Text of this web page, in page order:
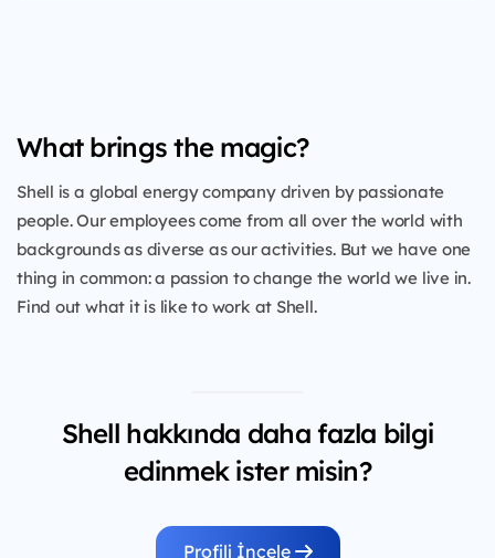
What brings the magic?
Shell is a global energy company driven by passionate
people. Our employees come from all over the world with
backgrounds as diverse as our activities. But we have one
thing in common: a passion to change the world we live in.
Find out what it is like to work at Shell.
Shell hakkında daha fazla bilgi
edinmek ister misin?
Profili İncele